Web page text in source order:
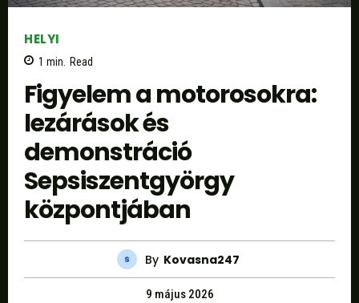
HELYI
1 min. Read
Figyelem a motorosokra:
lezárások és
demonstráció
Sepsiszentgyörgy
központjában
By Kovasna247
9 május 2026